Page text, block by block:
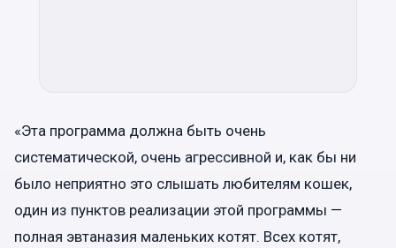
«Эта программа должна быть очень
систематической, очень агрессивной и, как бы ни
было неприятно это слышать любителям кошек,
один из пунктов реализации этой программы —
полная эвтаназия маленьких котят. Всех котят,